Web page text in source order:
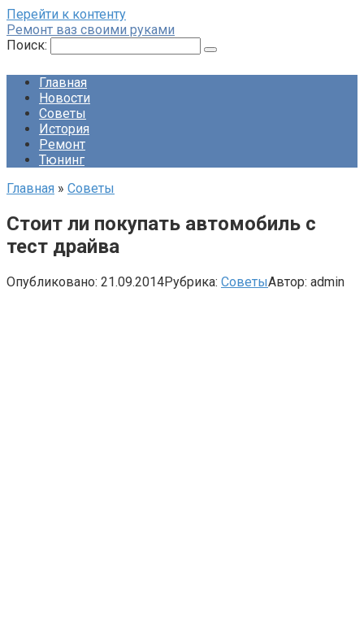
Перейти к контенту
Ремонт ваз своими руками
Поиск:
Главная
Новости
Советы
История
Ремонт
Тюнинг
Главная » Советы
Стоит ли покупать автомобиль с
тест драйва
Опубликовано: 21.09.2014Рубрика: СоветыАвтор: admin